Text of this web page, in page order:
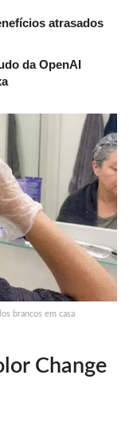
atrasados
da OpenAI
brancos em casa
Change